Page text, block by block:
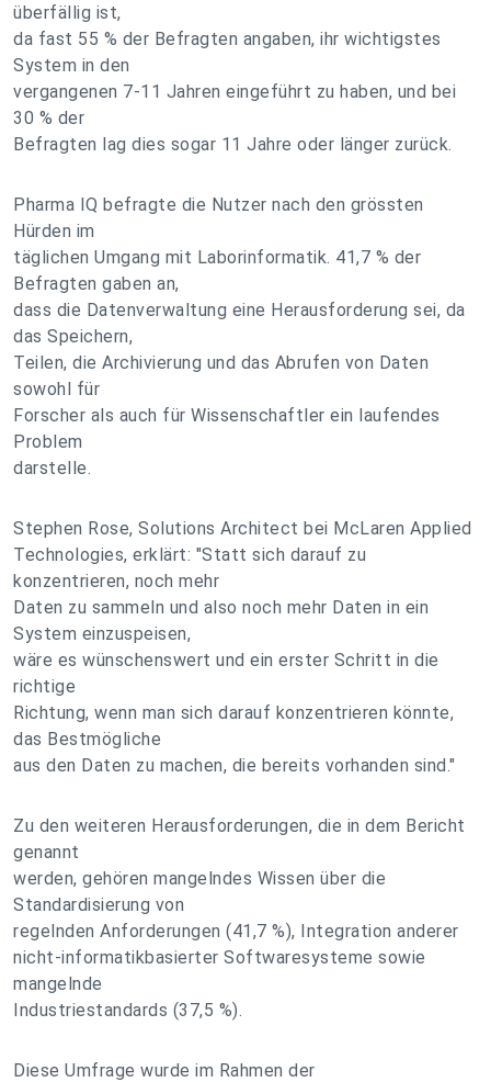
überfällig ist,
da fast 55 % der Befragten angaben, ihr wichtigstes
System in den
vergangenen 7-11 Jahren eingeführt zu haben, und bei
30 % der
Befragten lag dies sogar 11 Jahre oder länger zurück.
Pharma IQ befragte die Nutzer nach den grössten
Hürden im
täglichen Umgang mit Laborinformatik. 41,7 % der
Befragten gaben an,
dass die Datenverwaltung eine Herausforderung sei, da
das Speichern,
Teilen, die Archivierung und das Abrufen von Daten
sowohl für
Forscher als auch für Wissenschaftler ein laufendes
Problem
darstelle.
Stephen Rose, Solutions Architect bei McLaren Applied
Technologies, erklärt: "Statt sich darauf zu
konzentrieren, noch mehr
Daten zu sammeln und also noch mehr Daten in ein
System einzuspeisen,
wäre es wünschenswert und ein erster Schritt in die
richtige
Richtung, wenn man sich darauf konzentrieren könnte,
das Bestmögliche
aus den Daten zu machen, die bereits vorhanden sind."
Zu den weiteren Herausforderungen, die in dem Bericht
genannt
werden, gehören mangelndes Wissen über die
Standardisierung von
regelnden Anforderungen (41,7 %), Integration anderer
nicht-informatikbasierter Softwaresysteme sowie
mangelnde
Industriestandards (37,5 %).
Diese Umfrage wurde im Rahmen der